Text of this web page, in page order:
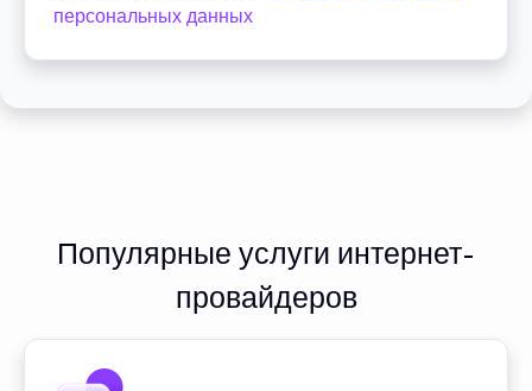
персональных данных
Популярные услуги интернет-
провайдеров